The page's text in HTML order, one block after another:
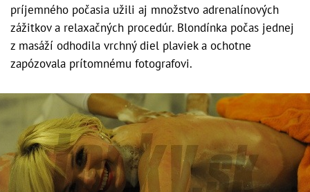
príjemného počasia užili aj množstvo adrenalínových
zážitkov a relaxačných procedúr. Blondínka počas jednej
z masáží odhodila vrchný diel plaviek a ochotne
zapózovala prítomnému fotografovi.